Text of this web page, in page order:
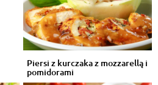
Piersi z kurczaka z mozzarellą i
pomidorami